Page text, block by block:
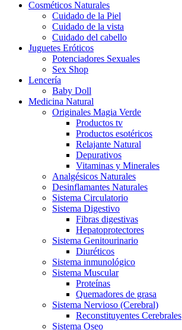
Cosméticos Naturales
Cuidado de la Piel
Cuidado de la vista
Cuidado del cabello
Juguetes Eróticos
Potenciadores Sexuales
Sex Shop
Lencería
Baby Doll
Medicina Natural
Originales Magia Verde
Productos tv
Productos esotéricos
Relajante Natural
Depurativos
Vitaminas y Minerales
Analgésicos Naturales
Desinflamantes Naturales
Sistema Circulatorio
Sistema Digestivo
Fibras digestivas
Hepatoprotectores
Sistema Genitourinario
Diuréticos
Sistema inmunológico
Sistema Muscular
Proteínas
Quemadores de grasa
Sistema Nervioso (Cerebral)
Reconstituyentes Cerebrales
Sistema Oseo